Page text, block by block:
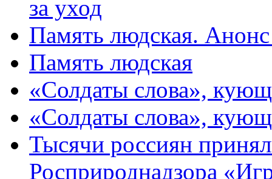
за уход
Память людская.
Память людская
«Солдаты слова»,
«Солдаты слова»,
Тысячи россиян
Росприроднадзора